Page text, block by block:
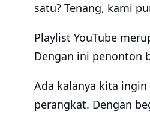
satu? Tenang, kami
Playlist YouTube
Dengan ini penonton
Ada kalanya kita
perangkat. Dengan